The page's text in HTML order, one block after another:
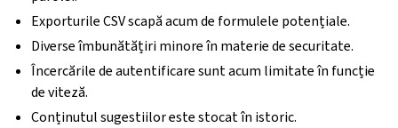
Exporturile CSV scapă acum de formulele potențiale.
Diverse îmbunătățiri minore în materie de securitate.
Încercările de autentificare sunt acum limitate în funcție
de viteză.
Conținutul sugestiilor este stocat în istoric.